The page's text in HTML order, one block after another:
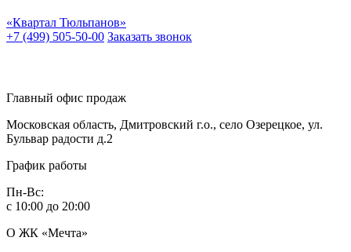
«Квартал Тюльпанов»
+7 (499) 505-50-00 Заказать звонок
Главный офис продаж
Московская область, Дмитровский г.о., село Озерецкое, ул.
Бульвар радости д.2
График работы
Пн-Вс:
с 10:00 до 20:00
О ЖК «Мечта»